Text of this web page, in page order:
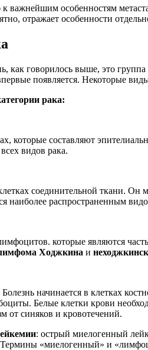
важнейшим особенностям
отражает особенности
как говорилось выше, это
появляется. Некоторые
рака:
которые составляют
видов рака.
соединительной ткани.
наиболее распространенным
которые являются
Ходжкина и
Болезнь начинается в клетках
Белые клетки крови
от синяков и кровотечений.
: острый миелогенный
«миелогенный» и